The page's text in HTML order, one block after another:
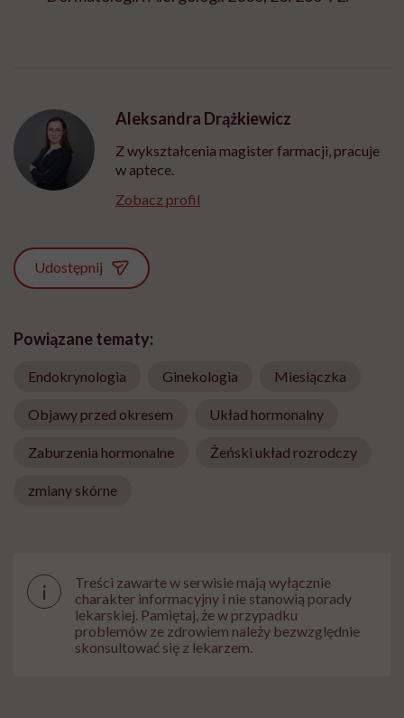
Aleksandra Drążkiewicz
Z wykształcenia magister farmacji, pracuje
w aptece.
Zobacz profil
Udostępnij
Powiązane tematy:
Endokrynologia Ginekologia Miesiączka
Objawy przed okresem Układ hormonalny
Zaburzenia hormonalne Żeński układ rozrodczy
zmiany skórne
i
Treści zawarte w serwisie mają wyłącznie
charakter informacyjny i nie stanowią porady
lekarskiej. Pamiętaj, że w przypadku
problemów ze zdrowiem należy bezwzględnie
skonsultować się z lekarzem.